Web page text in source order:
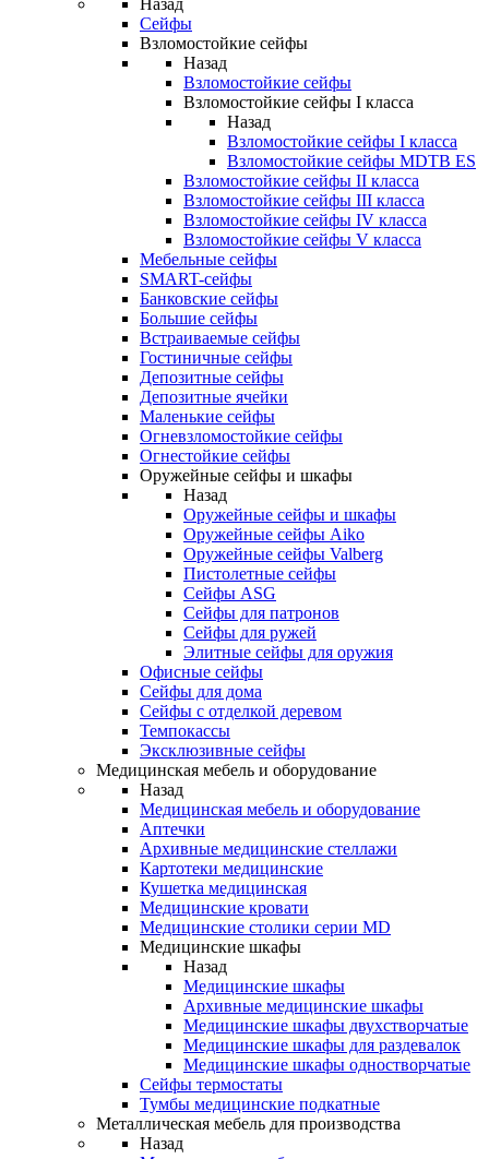
Назад
Сейфы
Взломостойкие сейфы
Назад
Взломостойкие сейфы
Взломостойкие сейфы I класса
Назад
Взломостойкие сейфы I класса
Взломостойкие сейфы MDTB ES
Взломостойкие сейфы II класса
Взломостойкие сейфы III класса
Взломостойкие сейфы IV класса
Взломостойкие сейфы V класса
Мебельные сейфы
SMART-сейфы
Банковские сейфы
Большие сейфы
Встраиваемые сейфы
Гостиничные сейфы
Депозитные сейфы
Депозитные ячейки
Маленькие сейфы
Огневзломостойкие сейфы
Огнестойкие сейфы
Оружейные сейфы и шкафы
Назад
Оружейные сейфы и шкафы
Оружейные сейфы Aiko
Оружейные сейфы Valberg
Пистолетные сейфы
Сейфы ASG
Сейфы для патронов
Сейфы для ружей
Элитные сейфы для оружия
Офисные сейфы
Сейфы для дома
Сейфы с отделкой деревом
Темпокассы
Эксклюзивные сейфы
Медицинская мебель и оборудование
Назад
Медицинская мебель и оборудование
Аптечки
Архивные медицинские стеллажи
Картотеки медицинские
Кушетка медицинская
Медицинские кровати
Медицинские столики серии MD
Медицинские шкафы
Назад
Медицинские шкафы
Архивные медицинские шкафы
Медицинские шкафы двухстворчатые
Медицинские шкафы для раздевалок
Медицинские шкафы одностворчатые
Сейфы термостаты
Тумбы медицинские подкатные
Металлическая мебель для производства
Назад